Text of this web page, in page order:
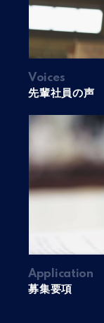
Voices
先輩社員の声
Application
募集要項